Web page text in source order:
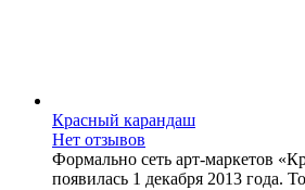
Красный карандаш
Нет отзывов
Формально сеть арт-маркетов
появилась 1 декабря 2013 года.